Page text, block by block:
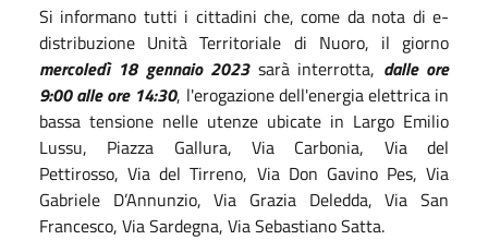
Si informano tutti i cittadini che, come da nota di e-
distribuzione Unità Territoriale di Nuoro, il giorno
mercoledì 18 gennaio 2023sarà interrotta, dalle ore
9:00 alle ore 14:30, l'erogazione dell'energia elettrica in
bassa tensione nelle utenze ubicate in Largo Emilio
Lussu, Piazza Gallura, Via Carbonia, Via del
Pettirosso, Via del Tirreno, Via Don Gavino Pes, Via
Gabriele D’Annunzio, Via Grazia Deledda, Via San
Francesco, Via Sardegna, Via Sebastiano Satta.